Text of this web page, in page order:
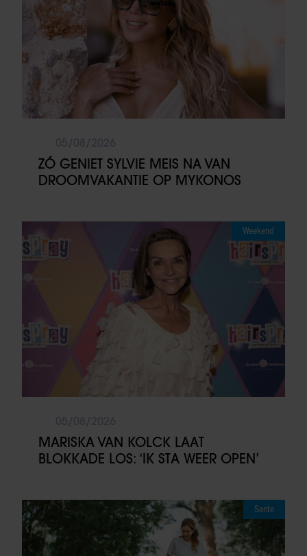
ZÓ GENIET SYLVIE MEIS NA VAN
DROOMVAKANTIE OP MYKONOS
Weekend
MARISKA VAN KOLCK LAAT
BLOKKADE LOS: ‘IK STA WEER OPEN’
Sante